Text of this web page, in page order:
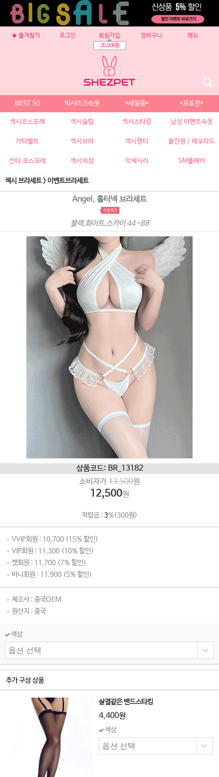
★ 즐겨찾기 로그인 회원가입
20,000원
장바구니 메뉴
BEST 50 빅사이즈속옷 *세일중* *포토퀸*
섹시코스프레 섹시슬립 섹시스타킹 남성 이벤트속옷
가터벨트 섹시브라 섹시팬티 올인원 | 레오타드
산타 코스프레 섹시의상 악세사리 SM플레이
섹시 브라세트>이벤트브라세트
Angel, 홀터넥 브라세트
블랙,화이트,스카이 44~88
상품코드: BR_13182
소비자가 13,500원
12,500원
적립금 : 3%(300원)
VVIP회원 : 10,700 (15% 할인)
VIP회원 : 11,300 (10% 할인)
캣회원 : 11,700 (7% 할인)
바니회원 : 11,900 (5% 할인)
제조사 : 중국OEM
원산지 : 중국
색상
추가 구성 상품
살결같은 밴드스타킹
4,400원
색상